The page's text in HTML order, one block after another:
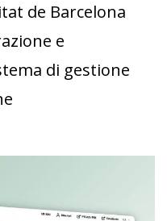
de Barcelona
e
di gestione